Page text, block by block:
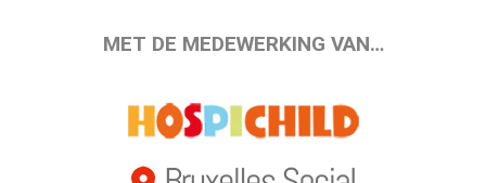
MET DE MEDEWERKING VAN…